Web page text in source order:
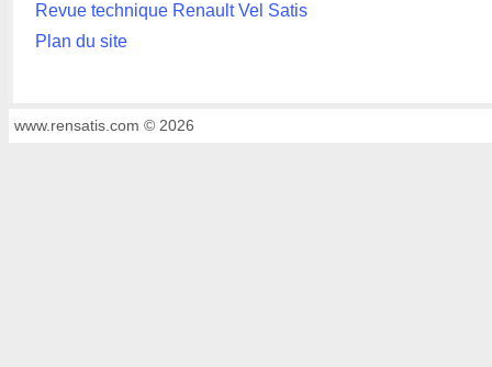
Revue technique Renault Vel Satis
Plan du site
www.rensatis.com © 2026